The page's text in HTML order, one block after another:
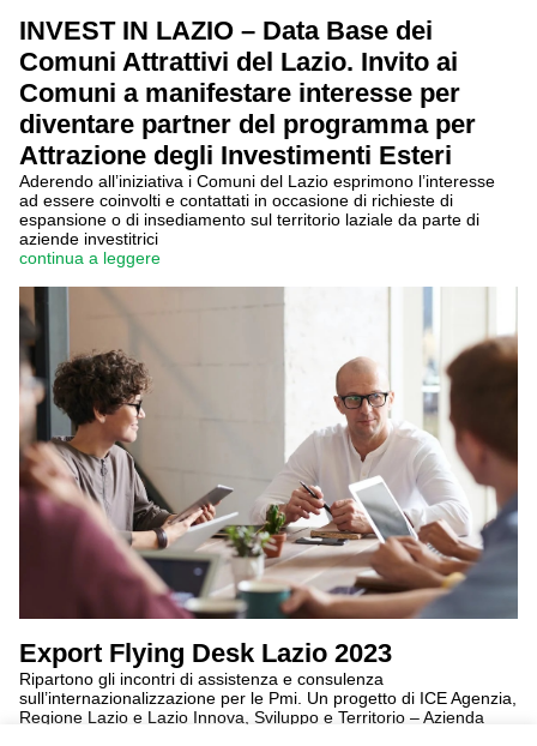
INVEST IN LAZIO – Data Base dei
Comuni Attrattivi del Lazio. Invito ai
Comuni a manifestare interesse per
diventare partner del programma per
Attrazione degli Investimenti Esteri
Aderendo all’iniziativa i Comuni del Lazio esprimono l’interesse
ad essere coinvolti e contattati in occasione di richieste di
espansione o di insediamento sul territorio laziale da parte di
aziende investitrici
continua a leggere
Export Flying Desk Lazio 2023
Ripartono gli incontri di assistenza e consulenza
sull’internazionalizzazione per le Pmi. Un progetto di ICE Agenzia,
Regione Lazio e Lazio Innova, Sviluppo e Territorio – Azienda